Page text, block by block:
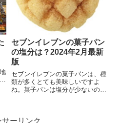
セブンイレブンの菓子パン
の塩分は？2024年2月最新
版
セブンイレブンの菓子パンは、種
類が多くとても美味しいですよ
ね。菓子パンは塩分が少ないので
サーリンク